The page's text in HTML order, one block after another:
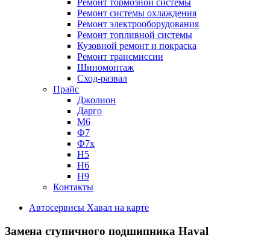
Ремонт тормозной системы
Ремонт системы охлаждения
Ремонт электрооборудования
Ремонт топливной системы
Кузовной ремонт и покраска
Ремонт трансмиссии
Шиномонтаж
Сход-развал
Прайс
Джолион
Дарго
М6
Ф7
Ф7х
Н5
Н6
Н9
Контакты
Автосервисы Хавал на карте
Замена ступичного подшипника Haval